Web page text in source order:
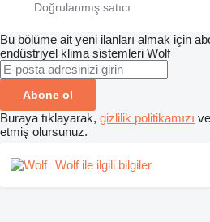
Bu bölüme ait yeni ilanları almak için
endüstriyel klima sistemleri Wolf
Abone ol
Buraya tıklayarak, gizlilik politikamızı ve
etmiş olursunuz.
Wolf ile ilgili bilgiler